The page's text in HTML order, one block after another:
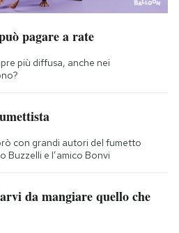
pagare a rate
più diffusa, anche nei
con grandi autori del fumetto
Buzzelli e l’amico Bonvi
da mangiare quello che